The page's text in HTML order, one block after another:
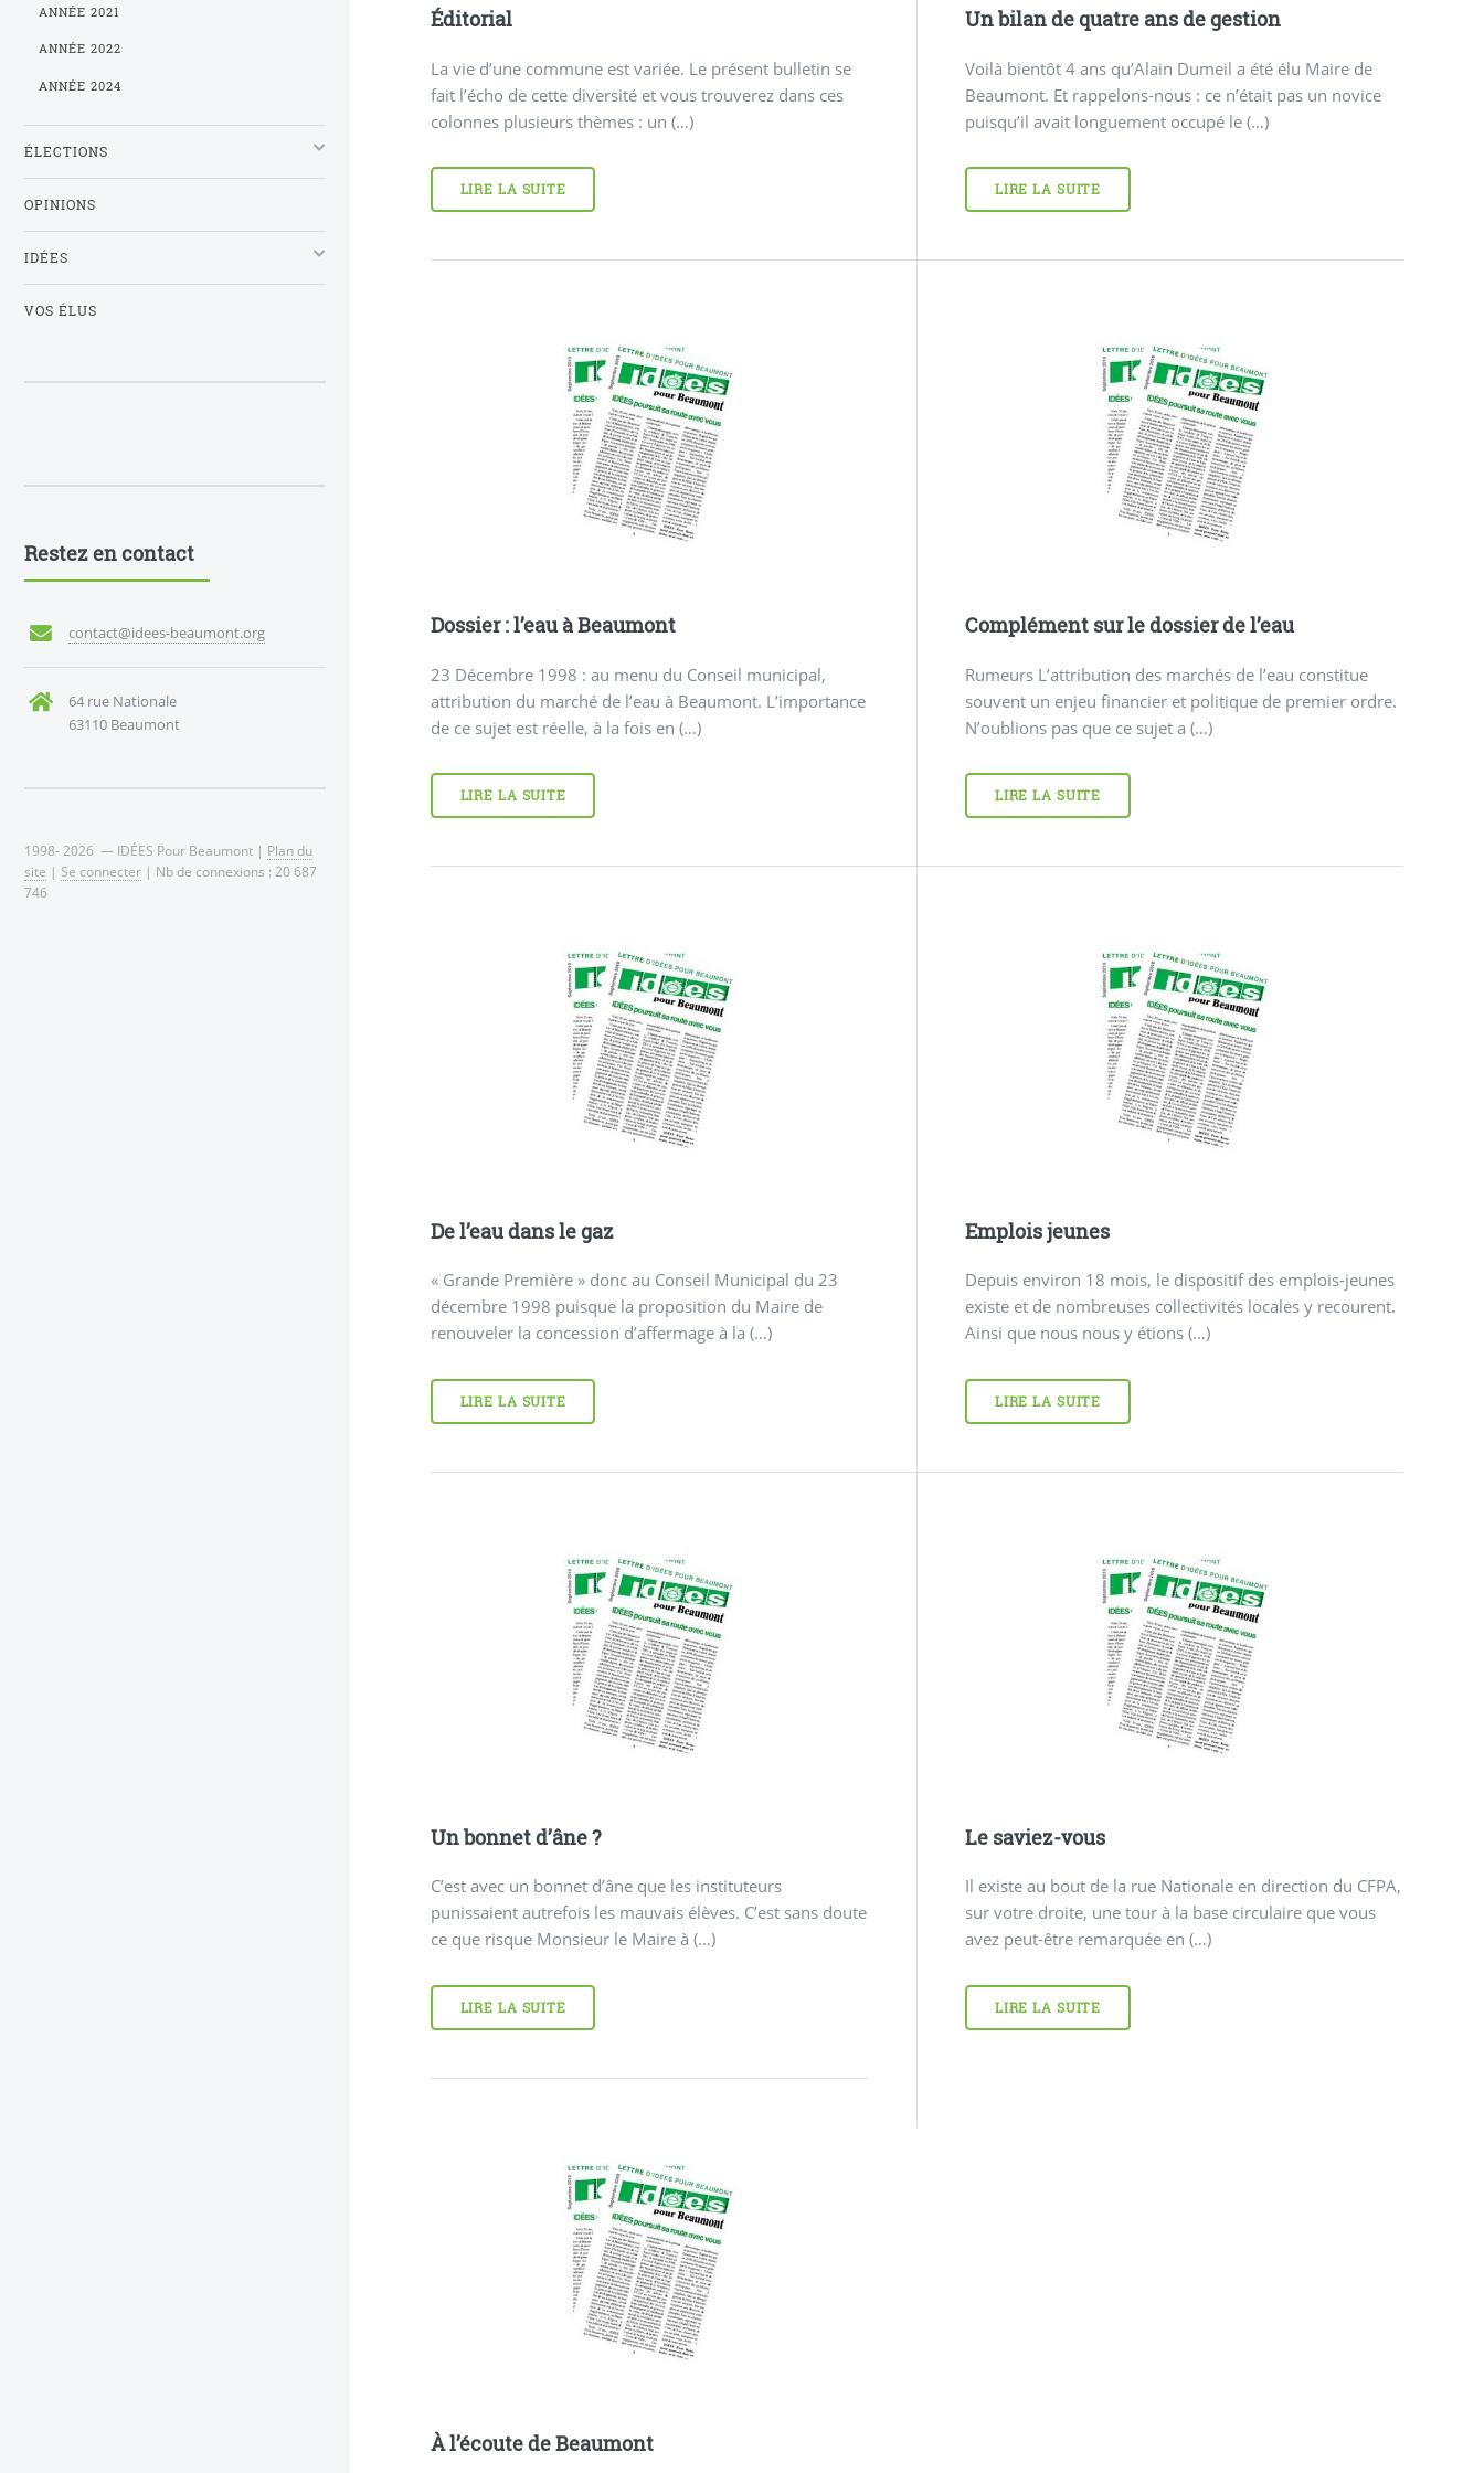
Éditorial
La vie d’une commune est variée. Le présent bulletin se
fait l’écho de cette diversité et vous trouverez dans ces
colonnes plusieurs thèmes : un (…)
LIRE LA SUITE
Un bilan de quatre ans de gestion
Voilà bientôt 4 ans qu’Alain Dumeil a été élu Maire de
Beaumont. Et rappelons-nous : ce n’était pas un novice
puisqu’il avait longuement occupé le (…)
LIRE LA SUITE
Dossier : l’eau à Beaumont
23 Décembre 1998 : au menu du Conseil municipal,
attribution du marché de l’eau à Beaumont. L’importance
de ce sujet est réelle, à la fois en (…)
LIRE LA SUITE
Complément sur le dossier de l’eau
Rumeurs L’attribution des marchés de l’eau constitue
souvent un enjeu financier et politique de premier ordre.
N’oublions pas que ce sujet a (…)
LIRE LA SUITE
De l’eau dans le gaz
« Grande Première » donc au Conseil Municipal du 23
décembre 1998 puisque la proposition du Maire de
renouveler la concession d’affermage à la (…)
LIRE LA SUITE
Emplois jeunes
Depuis environ 18 mois, le dispositif des emplois-jeunes
existe et de nombreuses collectivités locales y recourent.
Ainsi que nous nous y étions (…)
LIRE LA SUITE
Un bonnet d’âne ?
C’est avec un bonnet d’âne que les instituteurs
punissaient autrefois les mauvais élèves. C’est sans doute
ce que risque Monsieur le Maire à (…)
LIRE LA SUITE
Le saviez-vous
Il existe au bout de la rue Nationale en direction du CFPA,
sur votre droite, une tour à la base circulaire que vous
avez peut-être remarquée en (…)
LIRE LA SUITE
À l’écoute de Beaumont
ANNÉE 2021
ANNÉE 2022
ANNÉE 2024
ÉLECTIONS
OPINIONS
IDÉES
VOS ÉLUS
Restez en contact
contact@idees-beaumont.org
64 rue Nationale
63110 Beaumont
1998- 2026 — IDÉES Pour Beaumont | Plan du
site | Se connecter | Nb de connexions : 20 687
746